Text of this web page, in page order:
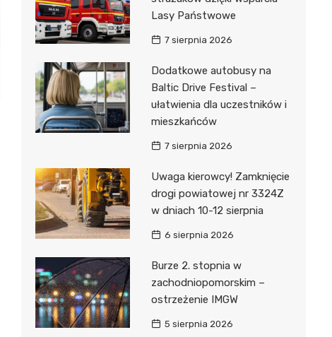
Lasy Państwowe
7 sierpnia 2026
Dodatkowe autobusy na
Baltic Drive Festival –
ułatwienia dla uczestników i
mieszkańców
7 sierpnia 2026
Uwaga kierowcy! Zamknięcie
drogi powiatowej nr 3324Z
w dniach 10-12 sierpnia
6 sierpnia 2026
Burze 2. stopnia w
zachodniopomorskim –
ostrzeżenie IMGW
5 sierpnia 2026